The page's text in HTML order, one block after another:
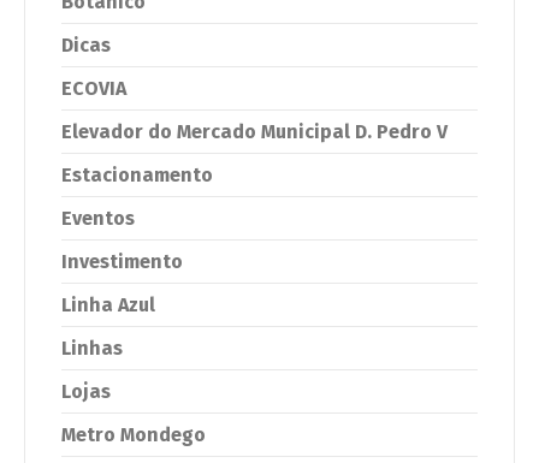
Dicas
ECOVIA
Elevador do Mercado Municipal D. Pedro V
Estacionamento
Eventos
Investimento
Linha Azul
Linhas
Lojas
Metro Mondego